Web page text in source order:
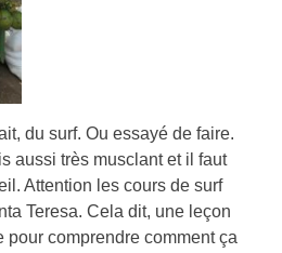
du surf. Ou essayé de faire.
aussi très musclant et il faut
Attention les cours de surf
Teresa. Cela dit, une leçon
pour comprendre comment ça